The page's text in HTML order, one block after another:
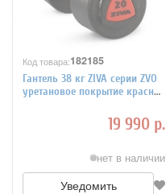
Код товара:182185
Гантель 38 кг ZIVA серии ZVO
уретановое покрытие красная
19 990 р.
нет в наличии
Уведомить